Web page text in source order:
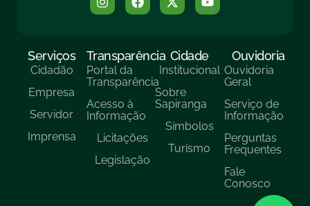
Serviços
Cidadão
Empresa
Servidor
Imprensa
Transparência
Portal da
Transparência
Acesso à
Informação
Licitações
Legislação
Cidade
Institucional
Sobre
Sapiranga
Símbolos
Turísmo
Ouvidoria
Ouvidoria
Geral
Serviço de
Informação
Perguntas
Frequentes
Fale
Conosco